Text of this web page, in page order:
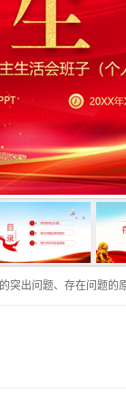
突出问题、存在问题的